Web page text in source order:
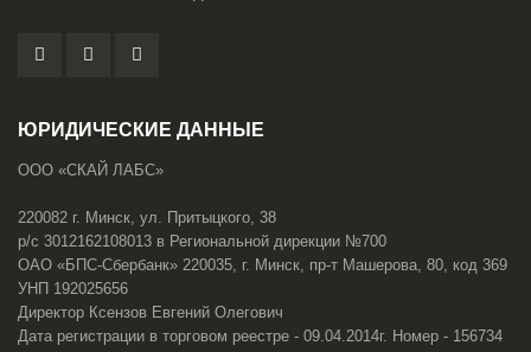
ЮРИДИЧЕСКИЕ ДАННЫЕ
ООО «СКАЙ ЛАБС»
220082 г. Минск, ул. Притыцкого, 38
р/с 3012162108013 в Региональной дирекции №700
ОАО «БПС-Сбербанк» 220035, г. Минск, пр-т Машерова, 80, код 369
УНП 192025656
Директор Ксензов Евгений Олегович
Дата регистрации в торговом реестре - 09.04.2014г. Номер - 156734